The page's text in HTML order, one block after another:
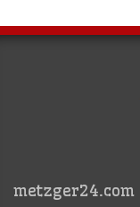
metzger24.com